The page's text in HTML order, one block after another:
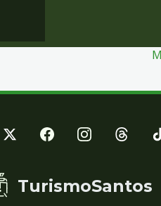
TurismoSantos